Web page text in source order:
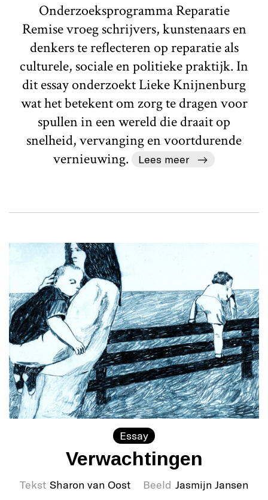
Onderzoeksprogramma Reparatie
Remise vroeg schrijvers, kunstenaars en
denkers te reflecteren op reparatie als
culturele, sociale en politieke praktijk. In
dit essay onderzoekt Lieke Knijnenburg
wat het betekent om zorg te dragen voor
spullen in een wereld die draait op
snelheid, vervanging en voortdurende
vernieuwing.
Lees meer
Essay
Verwachtingen
Tekst Sharon van Oost Beeld Jasmijn Jansen